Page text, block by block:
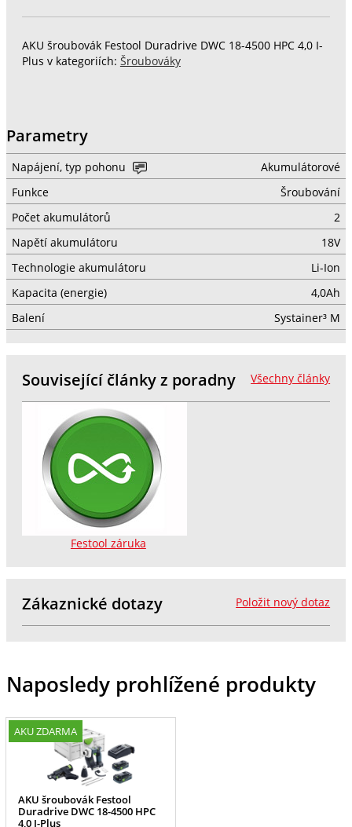
AKU šroubovák Festool Duradrive DWC 18-4500 HPC 4,0 I-
Plus v kategoriích: Šroubováky
Parametry
Napájení, typ pohonu
Akumulátorové
Funkce
Šroubování
Počet akumulátorů
2
Napětí akumulátoru
18V
Technologie akumulátoru
Li-Ion
Kapacita (energie)
4,0Ah
Balení
Systainer³ M
Všechny články
Související články z poradny
Festool záruka
Položit nový dotaz
Zákaznické dotazy
Naposledy prohlížené produkty
AKU ZDARMA
AKU šroubovák Festool
Duradrive DWC 18-4500 HPC
4,0 I-Plus